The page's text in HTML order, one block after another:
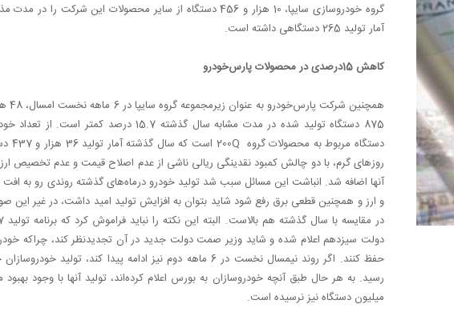
آمار تولید 265 دستگاهی داشته است.
کاهش 15درصدی در محصولات پارس‌خودرو
دستگاه مربوط به محصولات گروه Q
روزهای گرم، با دو چالش کمبود نقدینگی ریالی ناشی از عدم اصلاح قیمت و عدم تخصیص
آنها اضافه شد. انباشت این مسائل سبب شد تولید خودرو درماه‌های گذشته روندی رو به
و ارز و همچنین قطعی برق رفع شود شاید بتوان به افزایش تولید امید داشت، در غیر این
دولت سیزدهم اعلام شده و شاید وزیر صمت دولت جدید در آن تجدیدنظر کند، چراکه
حفظ کنند. اگر روند نیمسال نخست در 6 ماهه دوم نیز ادامه
‌میلیون دستگاه نیز نرسیده است.